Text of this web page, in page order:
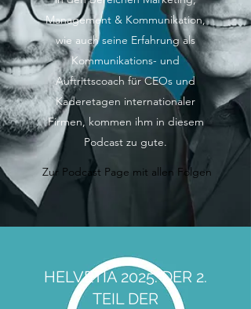
Management & Kommunikation,
wie auch seine Erfahrung als
Kommunikations- und
Auftrittscoach für CEOs und
Kaderetagen internationaler
Firmen, kommen ihm in diesem
Podcast zu gute.
Zur Podcast Page mit allen Folgen
HELVETIA 2025: DER 2.
TEIL DER